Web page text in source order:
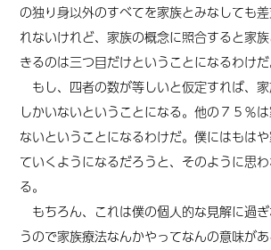
の独り身以外のすべてを家族とみなしても
れないけれど、家族の概念に照合すると家
きるのは三つ目だけということになるわけだ
もし、四者の数が等しいと仮定すれば、
しかいないということになる。他の７５％
ないということになるわけだ。僕にはもは
ていくようになるだろうと、そのように思
る。
もちろん、これは僕の個人的な見解に過
うので家族療法なんかやってなんの意味が